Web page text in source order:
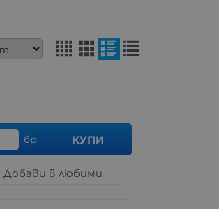
бр. КУПИ
Добави в любими